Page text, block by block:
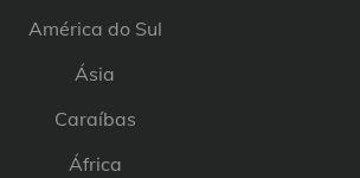
América do Sul
Ásia
Caraíbas
África